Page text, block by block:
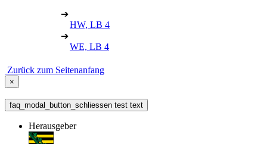
➔
HW, LB 4
➔
WE, LB 4
Zurück zum Seitenanfang
×
faq_modal_button_schliessen test text
Herausgeber